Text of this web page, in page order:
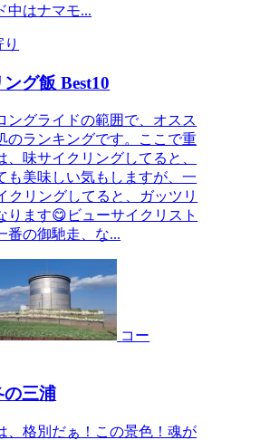
中はナマモ...
グ飯 Best10
ングライドの範囲で、オスス
のランキングです。ここで重
、味サイクリングしてると、
も美味しい気もしますが、一
クリングしてると、ガッツリ
ります😋ビューサイクリスト
番の御馳走、な...
コー
の三浦
、格別だぁ！この景色！魂が